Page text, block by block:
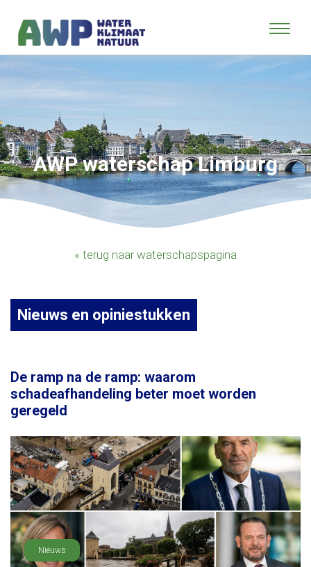
AWP waterschap Limburg
« terug naar waterschapspagina
Nieuws en opiniestukken
De ramp na de ramp: waarom
schadeafhandeling beter moet worden
geregeld
Nieuws